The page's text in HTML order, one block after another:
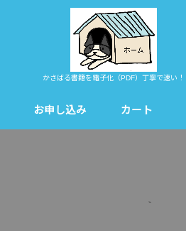
かさばる書籍を電子化（PDF）丁寧で速い！
お申し込み カート